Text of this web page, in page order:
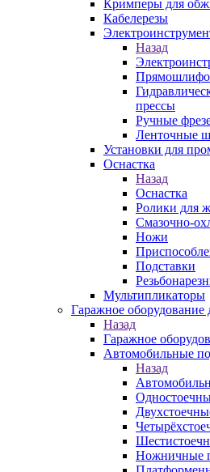
Кримперы для
Кабелерезы
Назад
прессы
Ручные
Ленточные
Установки для
Оснастка
Назад
Оснастка
Ролики для
Смазочно-
Ножи
Подставки
Мультипликаторы
Гаражное оборудование
Назад
Гаражное
Автомобильные
Назад
Ножничные